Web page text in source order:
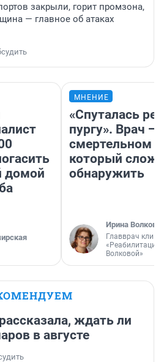
закрыли, горит промзона,
— главное об атаках
домой
МНЕНИЕ
«Спуталась
пургу». Врач —
смертельном
который
обнаружить
Ирина Волкова
Главврач
«Реабилитация
Волковой»
ждать ли
в августе